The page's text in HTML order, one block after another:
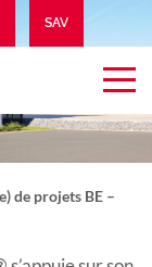
SAV
de projets BE –